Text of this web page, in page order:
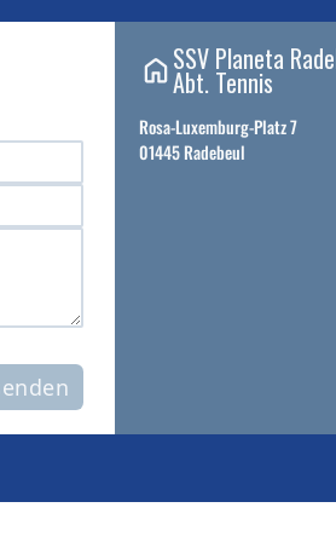
SSV Planeta
Abt. Tennis
Rosa-Luxemburg-Platz 7
01445 Radebeul